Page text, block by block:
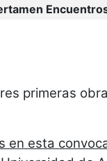
primeras
en esta